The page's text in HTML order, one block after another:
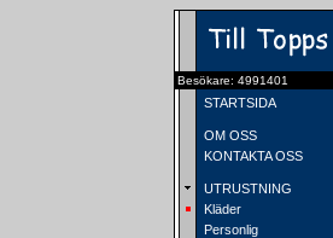
Besökare: 4991401
STARTSIDA
OM OSS
KONTAKTA OSS
UTRUSTNING
Kläder
Personlig